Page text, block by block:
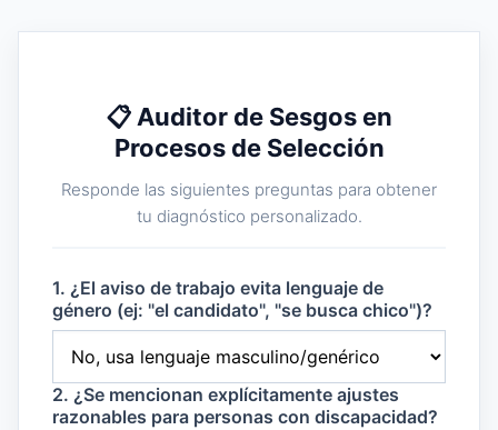
📋 Auditor de Sesgos en
Procesos de Selección
Responde las siguientes preguntas para obtener
tu diagnóstico personalizado.
1. ¿El aviso de trabajo evita lenguaje de
género (ej: "el candidato", "se busca chico")?
2. ¿Se mencionan explícitamente ajustes
razonables para personas con discapacidad?